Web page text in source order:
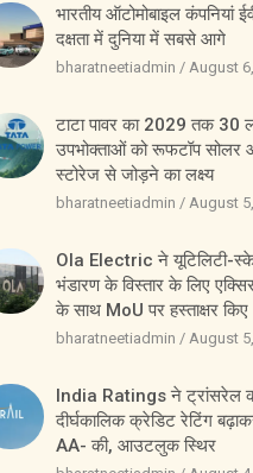
भारतीय ऑटोमोबाइल कंपनियां
दक्षता में दुनिया में सबसे आगे
bharatneetiadmin August
टाटा पावर का 2029 तक 30
उपभोक्ताओं को रूफटॉप सोलर
स्टोरेज से जोड़ने का लक्ष्य
bharatneetiadmin August
Ola Electric ने यूटिलिटी-
भंडारण के विस्तार के लिए
के साथ MoU पर हस्ताक्षर किए
bharatneetiadmin August
India Ratings ने ट्रांसरेल
दीर्घकालिक क्रेडिट रेटिंग
AA- की, आउटलुक स्थिर